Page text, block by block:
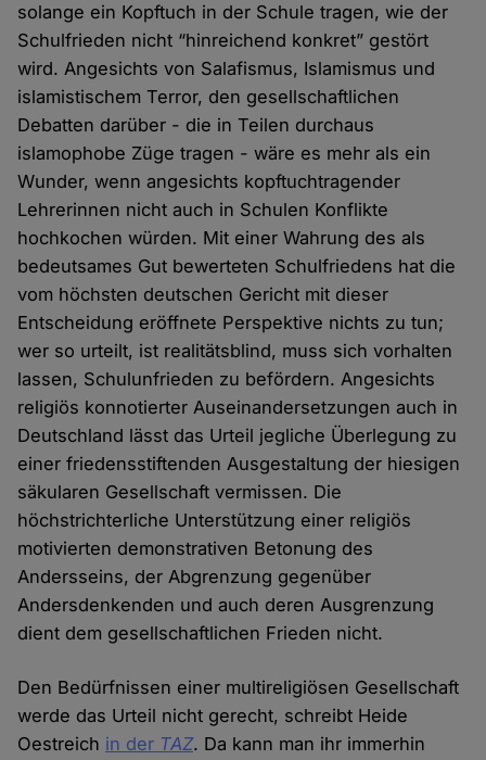
solange ein Kopftuch in der Schule tragen, wie der
Schulfrieden nicht “hinreichend konkret” gestört
wird. Angesichts von Salafismus, Islamismus und
islamistischem Terror, den gesellschaftlichen
Debatten darüber - die in Teilen durchaus
islamophobe Züge tragen - wäre es mehr als ein
Wunder, wenn angesichts kopftuchtragender
Lehrerinnen nicht auch in Schulen Konflikte
hochkochen würden. Mit einer Wahrung des als
bedeutsames Gut bewerteten Schulfriedens hat die
vom höchsten deutschen Gericht mit dieser
Entscheidung eröffnete Perspektive nichts zu tun;
wer so urteilt, ist realitätsblind, muss sich vorhalten
lassen, Schulunfrieden zu befördern. Angesichts
religiös konnotierter Auseinandersetzungen auch in
Deutschland lässt das Urteil jegliche Überlegung zu
einer friedensstiftenden Ausgestaltung der hiesigen
säkularen Gesellschaft vermissen. Die
höchstrichterliche Unterstützung einer religiös
motivierten demonstrativen Betonung des
Andersseins, der Abgrenzung gegenüber
Andersdenkenden und auch deren Ausgrenzung
dient dem gesellschaftlichen Frieden nicht.
Den Bedürfnissen einer multireligiösen Gesellschaft
werde das Urteil nicht gerecht, schreibt Heide
Oestreich in der TAZ. Da kann man ihr immerhin